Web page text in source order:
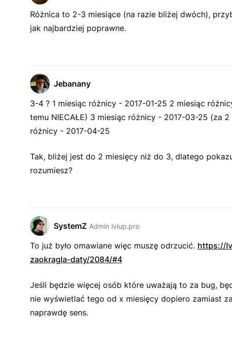
Różnica to 2-3 miesiące (na razie bliżej dwóch),
jak najbardziej poprawne.
Jebanany
3-4 ? 1 miesiąc różnicy - 2017-01-25 2 miesiąc
temu NIECAŁE) 3 miesiąc różnicy - 2017-03-25 (za
różnicy - 2017-04-25
Tak, bliżej jest do 2 miesięcy niż do 3, dlatego
rozumiesz?
SystemZ Admin lvlup.pro
To już było omawiane więc muszę odrzucić. https://
zaokragla-daty/2084/#4
Jeśli będzie więcej osób które uważają to za bug,
nie wyświetlać tego od x miesięcy dopiero zamiast
naprawdę sens.